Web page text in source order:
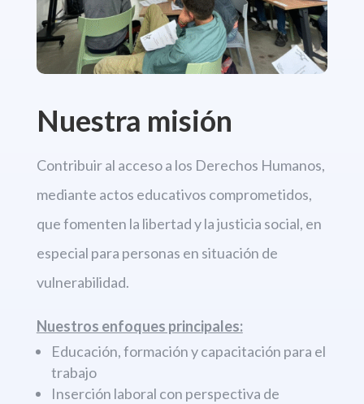
Nuestra misión
Contribuir al acceso a los Derechos Humanos,
mediante actos educativos comprometidos,
que fomenten la libertady la justicia social, en
especial para personas en situación de
vulnerabilidad.
Nuestros enfoques principales:
Educación, formación y capacitación para el
trabajo
Inserción laboral con perspectiva de